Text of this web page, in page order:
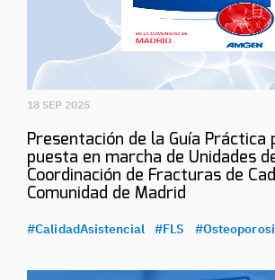
18 SEP 2025
Presentación de la Guía Práctica
puesta en marcha de Unidades
Coordinación de Fracturas de
Comunidad de Madrid
#CalidadAsistencial #FLS